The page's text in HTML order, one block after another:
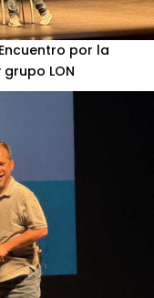
por la
LON